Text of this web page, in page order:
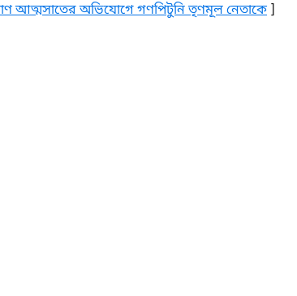
আত্মসাতের অভিযোগে গণপিটুনি তৃণমূল নেতাকে ]